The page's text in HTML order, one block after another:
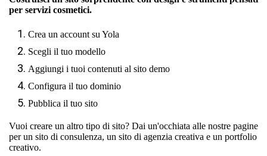
per servizi cosmetici.
Crea un account su Yola
Scegli il tuo modello
Aggiungi i tuoi contenuti al sito demo
Configura il tuo dominio
Pubblica il tuo sito
Vuoi creare un altro tipo di sito? Dai un'occhiata alle nostre pagine
perun sito di consulenza, un sito di agenzia creativa e un portfolio
creativo.